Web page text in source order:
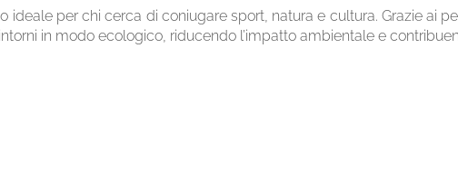
ideale per chi cerca di coniugare sport, natura e cultura. Grazie ai
in modo ecologico, riducendo l’impatto ambientale e